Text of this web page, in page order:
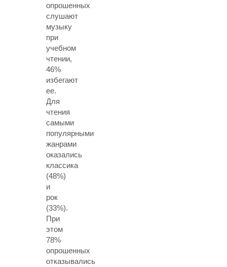
опрошенных
слушают
музыку
при
учебном
чтении,
46%
избегают
ее.
Для
чтения
самыми
популярными
жанрами
оказались
классика
(48%)
и
рок
(33%).
При
этом
78%
опрошенных
отказывались